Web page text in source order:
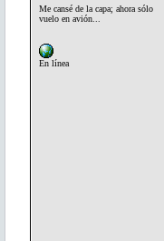
Me cansé de la capa; ahora sólo
vuelo en avión...
En línea